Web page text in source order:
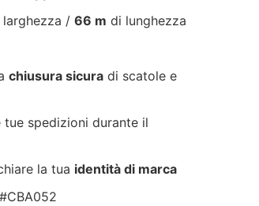
larghezza / 66 m di lunghezza
chiusura sicura di scatole e
spedizioni durante il
la tua identità di marca